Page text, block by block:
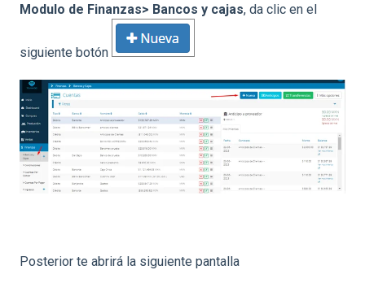
Modulo de Finanzas> Bancos y cajas, da clic en el
siguiente botón
Posterior te abrirá la siguiente pantalla